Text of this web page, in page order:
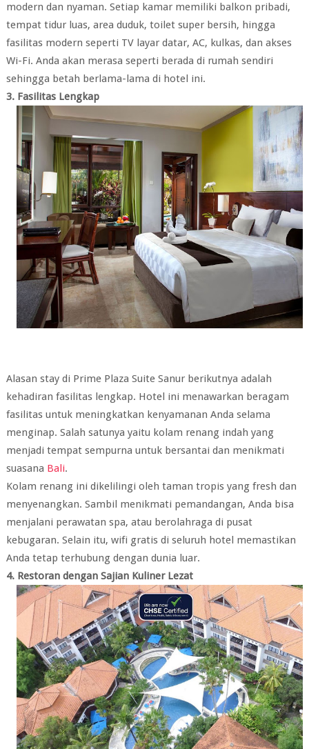
modern dan nyaman. Setiap kamar memiliki balkon pribadi,
tempat tidur luas, area duduk, toilet super bersih, hingga
fasilitas modern seperti TV layar datar, AC, kulkas, dan akses
Wi-Fi. Anda akan merasa seperti berada di rumah sendiri
sehingga betah berlama-lama di hotel ini.
3. Fasilitas Lengkap
Alasan stay di Prime Plaza Suite Sanur berikutnya adalah
kehadiran fasilitas lengkap. Hotel ini menawarkan beragam
fasilitas untuk meningkatkan kenyamanan Anda selama
menginap. Salah satunya yaitu kolam renang indah yang
menjadi tempat sempurna untuk bersantai dan menikmati
suasana Bali.
Kolam renang ini dikelilingi oleh taman tropis yang fresh dan
menyenangkan. Sambil menikmati pemandangan, Anda bisa
menjalani perawatan spa, atau berolahraga di pusat
kebugaran. Selain itu, wifi gratis di seluruh hotel memastikan
Anda tetap terhubung dengan dunia luar.
4. Restoran dengan Sajian Kuliner Lezat